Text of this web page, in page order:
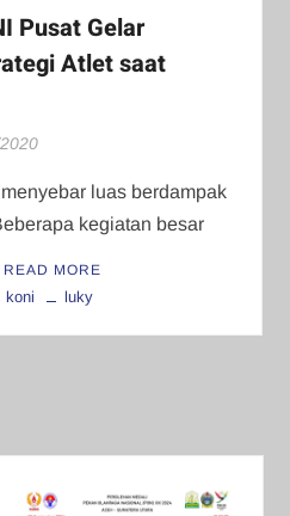
Pusat Gelar
Atlet saat
luas berdampak
kegiatan besar
READ MORE
koni luky